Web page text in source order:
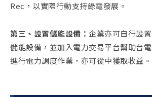
Rec ，以實際行動支持綠電發展。
第三、設置儲能設備： 企業亦可自行設置
儲能設備，並加入電力交易平台幫助台電
進行電力調度作業，亦可從中獲取收益。